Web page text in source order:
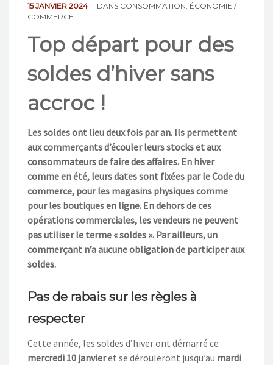
15 JANVIER 2024 DANS CONSOMMATION ÉCONOMIE /
COMMERCE
Top départ pour des
soldes d’hiver sans
accroc !
Les soldes ont lieu deux fois par an. Ils permettent
aux commerçants d’écouler leurs stocks et aux
consommateurs de faire des affaires. En hiver
comme en été, leurs dates sont fixées par le Code du
commerce, pour les magasins physiques comme
pour les boutiques en ligne. En dehors de ces
opérations commerciales, les vendeurs ne peuvent
pas utiliser le terme « soldes ». Par ailleurs, un
commerçant n’a aucune obligation de participer aux
soldes.
Pas de rabais sur les règles à
respecter
Cette année, les soldes d’hiver ont démarré ce
mercredi 10 janvieret se dérouleront jusqu’au mardi